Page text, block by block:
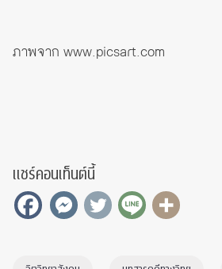
ภาพจาก www.picsart.com
แชร์คอนเท็นต์นี้